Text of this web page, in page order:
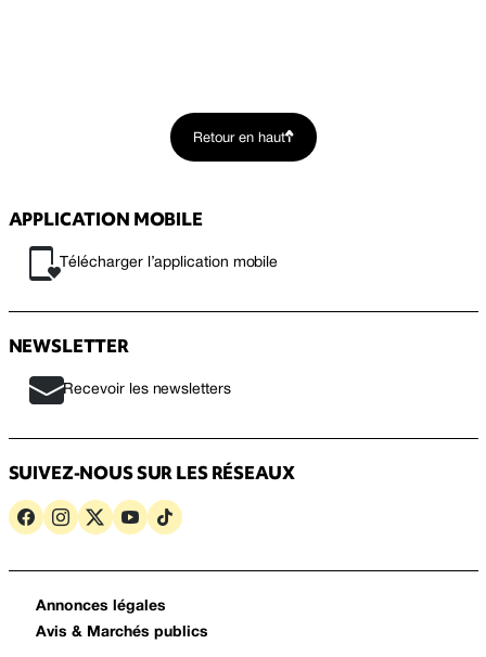
Retour en haut
APPLICATION MOBILE
Télécharger l’application mobile
NEWSLETTER
Recevoir les newsletters
SUIVEZ-NOUS SUR LES RÉSEAUX
Annonces légales
Avis & Marchés publics